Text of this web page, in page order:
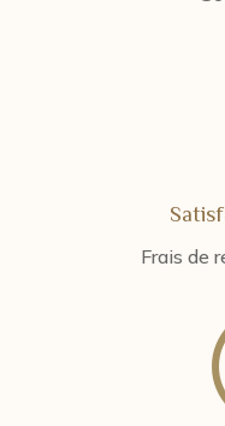
Frais de